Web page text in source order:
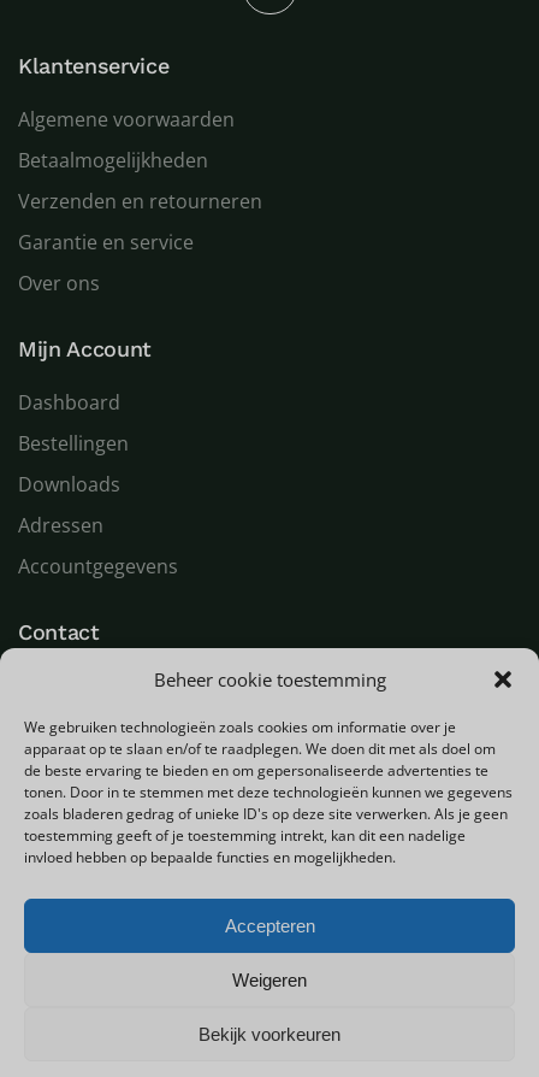
Beheer cookie toestemming
We gebruiken technologieën zoals cookies om informatie over je
apparaat op te slaan en/of te raadplegen. We doen dit met als doel om
de beste ervaring te bieden en om gepersonaliseerde advertenties te
tonen. Door in te stemmen met deze technologieën kunnen we gegevens
zoals bladeren gedrag of unieke ID's op deze site verwerken. Als je geen
toestemming geeft of je toestemming intrekt, kan dit een nadelige
invloed hebben op bepaalde functies en mogelijkheden.
Accepteren
Weigeren
Bekijk voorkeuren
Klantenservice
Algemene voorwaarden
Betaalmogelijkheden
Verzenden en retourneren
Garantie en service
Over ons
Mijn Account
Dashboard
Bestellingen
Downloads
Adressen
Accountgegevens
Contact
9482 WR Tynaarlo
Nederland
T+31 (0) 592 580000
Einfo@ledgoeroe.nl
Copyright © 2025 - Alle rechten voorbehouden